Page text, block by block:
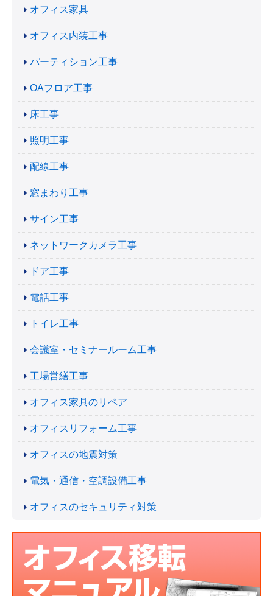
オフィス家具
オフィス内装工事
パーティション工事
OAフロア工事
床工事
照明工事
配線工事
窓まわり工事
サイン工事
ネットワークカメラ工事
ドア工事
電話工事
トイレ工事
会議室・セミナールーム工事
工場営繕工事
オフィス家具のリペア
オフィスリフォーム工事
オフィスの地震対策
電気・通信・空調設備工事
オフィスのセキュリティ対策